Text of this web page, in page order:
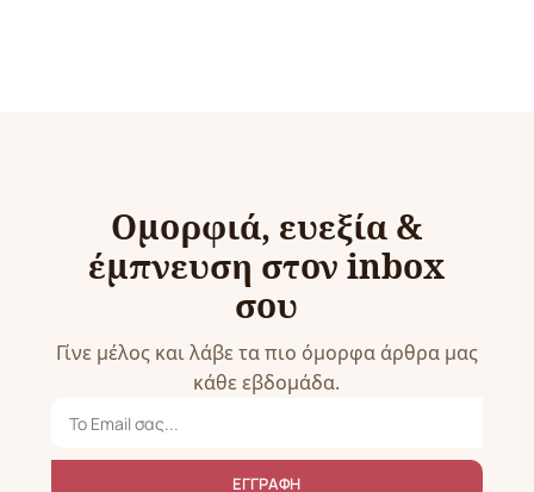
Ομορφιά, ευεξία &
έμπνευση στον inbox
σου
Γίνε μέλος και λάβε τα πιο όμορφα άρθρα μας
κάθε εβδομάδα.
ΕΓΓΡΑΦΗ